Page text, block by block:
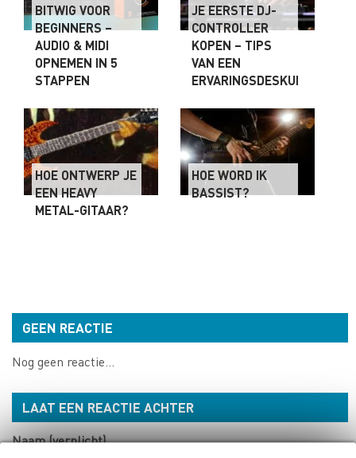
BITWIG VOOR
BEGINNERS –
AUDIO & MIDI
OPNEMEN IN 5
STAPPEN
JE EERSTE DJ-
CONTROLLER
KOPEN – TIPS
VAN EEN
ERVARINGSDESKUNDIGE
HOE ONTWERP JE
EEN HEAVY
METAL-GITAAR?
HOE WORD IK
BASSIST?
GEEN REACTIE
Nog geen reactie...
LAAT EEN REACTIE ACHTER
Naam (verplicht)